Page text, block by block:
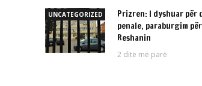
UNCATEGORIZED
Prizren: I dyshuar për
penale, paraburgim
Reshanin
2 ditë më parë